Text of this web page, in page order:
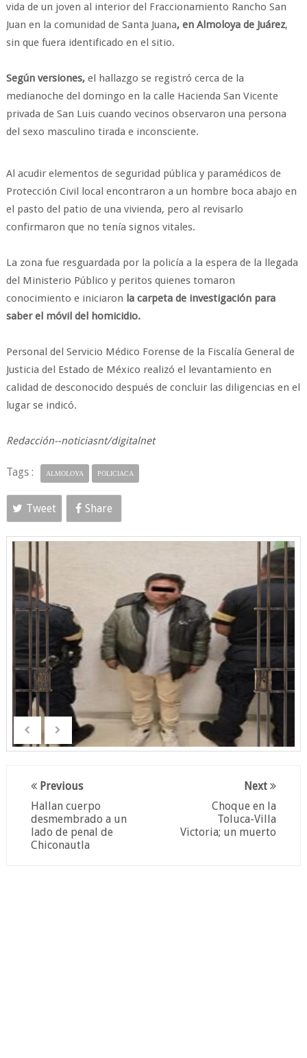
vida de un joven al interior del Fraccionamiento Rancho San
Juan en la comunidad de Santa Juana, en Almoloya de Juárez,
sin que fuera identificado en el sitio.
Según versiones,el hallazgo se registró cerca de la
medianoche del domingo en la calle Hacienda San Vicente
privada de San Luis cuando vecinos observaron una persona
del sexo masculino tirada e inconsciente.
Al acudir elementos de seguridad pública y paramédicos de
Protección Civil local encontraron a un hombre boca abajo en
el pasto del patio de una vivienda, pero al revisarlo
confirmaron que no tenía signos vitales.
La zona fue resguardada por la policía a la espera de la llegada
del Ministerio Público y peritos quienes tomaron
conocimiento e iniciaron la carpeta de investigación para
saber el móvil del homicidio.
Personal del Servicio Médico Forense de la Fiscalía General de
Justicia del Estado de México realizó el levantamiento en
calidad de desconocido después de concluir las diligencias en el
lugar se indicó.
Redacción--noticiasnt/digitalnet
Tags : ALMOLOYA POLICIACA
Tweet Share
Next
Choque en la
Toluca-Villa
Victoria; un muerto
Previous
Hallan cuerpo
desmembrado a un
lado de penal de
Chiconautla